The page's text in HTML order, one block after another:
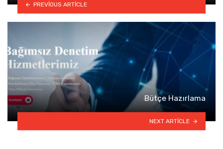
PREVIOUS ARTICLE
Bütçe Hazırlama
NEXT ARTICLE